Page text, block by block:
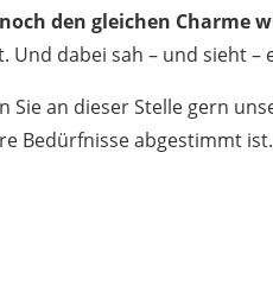
den gleichen Charme
dabei sah – und sieht –
an dieser Stelle gern
Bedürfnisse abgestimmt